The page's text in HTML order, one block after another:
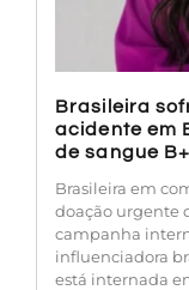
Brasileira
acidente em
de sangue B+
Brasileira em
doação urgente
campanha
influenciadora
está internada